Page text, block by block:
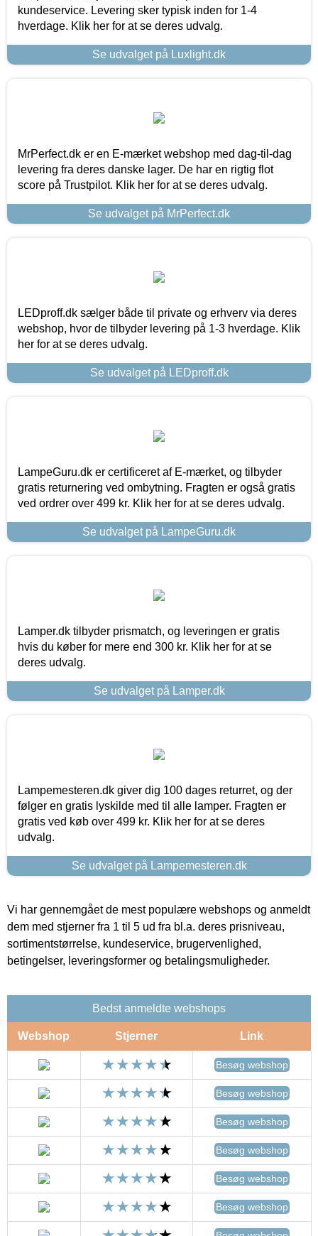
kundeservice. Levering sker typisk inden for 1-4
hverdage. Klik her for at se deres udvalg.
Se udvalget på Luxlight.dk
MrPerfect.dk er en E-mærket webshop med dag-til-dag
levering fra deres danske lager. De har en rigtig flot
score på Trustpilot. Klik her for at se deres udvalg.
Se udvalget på MrPerfect.dk
LEDproff.dk sælger både til private og erhverv via deres
webshop, hvor de tilbyder levering på 1-3 hverdage. Klik
her for at se deres udvalg.
Se udvalget på LEDproff.dk
LampeGuru.dk er certificeret af E-mærket, og tilbyder
gratis returnering ved ombytning. Fragten er også gratis
ved ordrer over 499 kr. Klik her for at se deres udvalg.
Se udvalget på LampeGuru.dk
Lamper.dk tilbyder prismatch, og leveringen er gratis
hvis du køber for mere end 300 kr. Klik her for at se
deres udvalg.
Se udvalget på Lamper.dk
Lampemesteren.dk giver dig 100 dages returret, og der
følger en gratis lyskilde med til alle lamper. Fragten er
gratis ved køb over 499 kr. Klik her for at se deres
udvalg.
Se udvalget på Lampemesteren.dk
Vi har gennemgået de mest populære webshops og anmeldt
dem med stjerner fra 1 til 5 ud fra bl.a. deres prisniveau,
sortimentstørrelse, kundeservice, brugervenlighed,
betingelser, leveringsformer og betalingsmuligheder.
Bedst anmeldte webshops
Webshop Stjerner Link
Besøg webshop
Besøg webshop
Besøg webshop
Besøg webshop
Besøg webshop
Besøg webshop